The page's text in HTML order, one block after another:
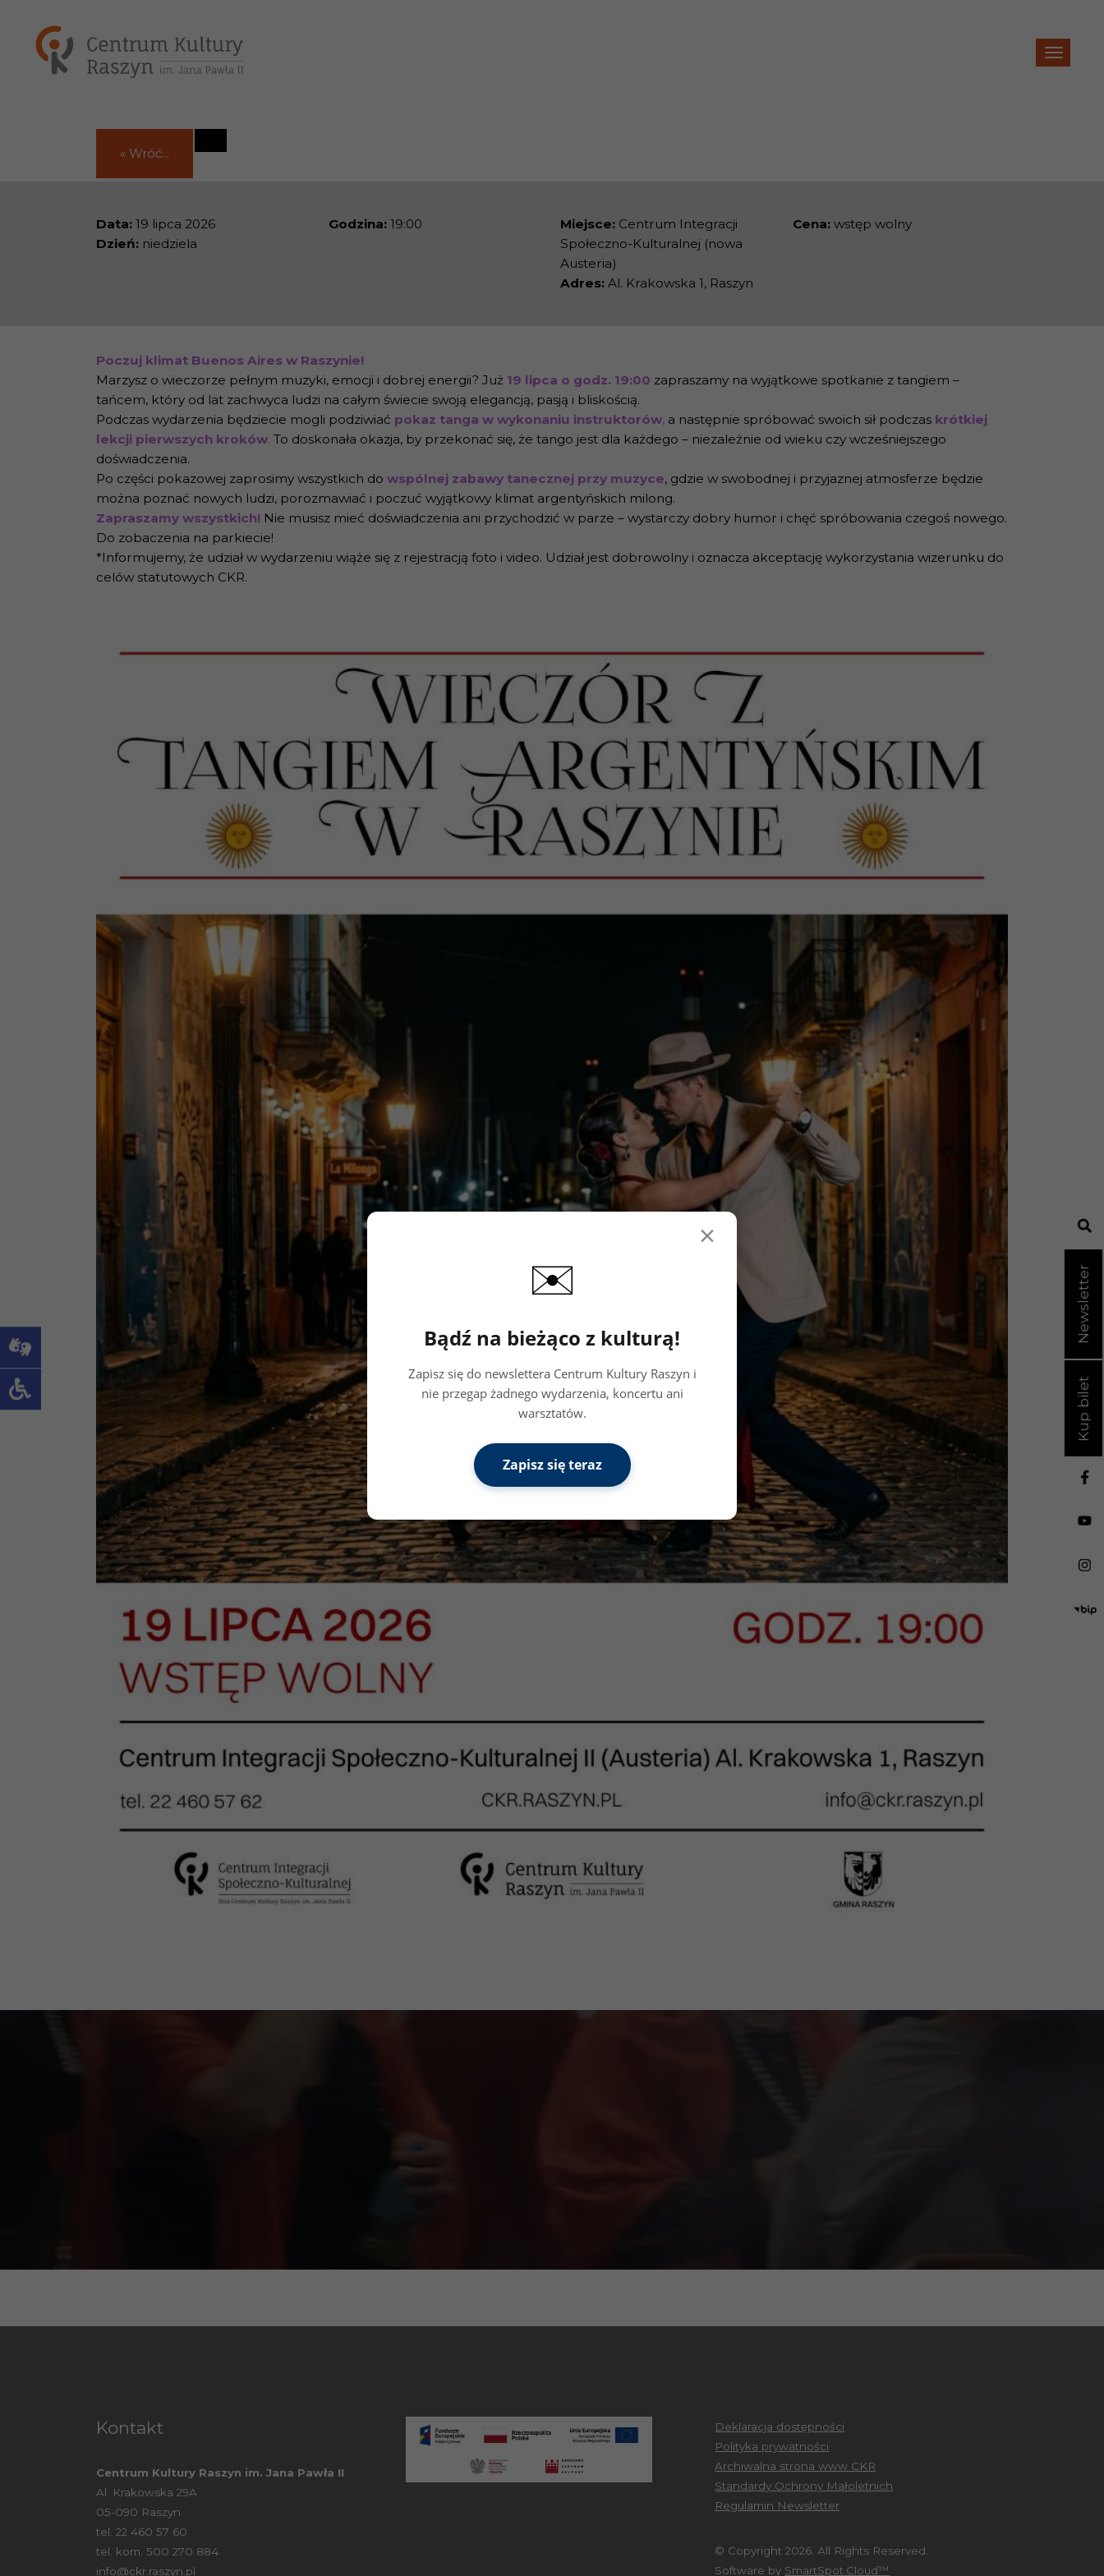
×
✉️
Bądź na bieżąco z kulturą!
Zapisz się do newslettera Centrum Kultury Raszyn i
nie przegap żadnego wydarzenia, koncertu ani
warsztatów.
Zapisz się teraz
« Wróć...
Data: 19 lipca 2026
Dzień: niedziela
Godzina: 19:00 Miejsce: Centrum Integracji
Społeczno-Kulturalnej (nowa
Austeria)
Adres: Al. Krakowska 1, Raszyn
Cena: wstęp wolny
Poczuj klimat Buenos Aires w Raszynie!
Marzysz o wieczorze pełnym muzyki, emocji i dobrej energii? Już 19 lipca o godz. 19:00 zapraszamy na wyjątkowe spotkanie z tangiem –
tańcem, który od lat zachwyca ludzi na całym świecie swoją elegancją, pasją i bliskością.
Podczas wydarzenia będziecie mogli podziwiać pokaz tanga w wykonaniu instruktorów, a następnie spróbować swoich sił podczas krótkiej
lekcji pierwszych kroków. To doskonała okazja, by przekonać się, że tango jest dla każdego – niezależnie od wieku czy wcześniejszego
doświadczenia.
Po części pokazowej zaprosimy wszystkich do wspólnej zabawy tanecznej przy muzyce, gdzie w swobodnej i przyjaznej atmosferze będzie
można poznać nowych ludzi, porozmawiać i poczuć wyjątkowy klimat argentyńskich milong.
Zapraszamy wszystkich! Nie musisz mieć doświadczenia ani przychodzić w parze – wystarczy dobry humor i chęć spróbowania czegoś nowego.
Do zobaczenia na parkiecie!
*Informujemy, że udział w wydarzeniu wiąże się z rejestracją foto i video. Udział jest dobrowolny i oznacza akceptację wykorzystania wizerunku do
celów statutowych CKR.
Kontakt
Centrum Kultury Raszyn im. Jana Pawła II
Al. Krakowska 29A
05-090 Raszyn
tel. 22 460 57 60
tel. kom. 500 270 884
info@ckr.raszyn.pl
Deklaracja dostępności
Polityka prywatności
Archiwalna strona www CKR
Standardy Ochrony Małoletnich
Regulamin Newsletter
© Copyright 2026. All Rights Reserved.
Software by SmartSpot.Cloud™
Kup bilet
Newsletter